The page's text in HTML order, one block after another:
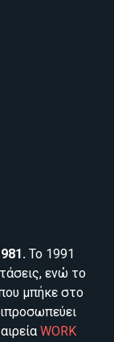
Το 1991
ενώ το
μπήκε στο
WORK